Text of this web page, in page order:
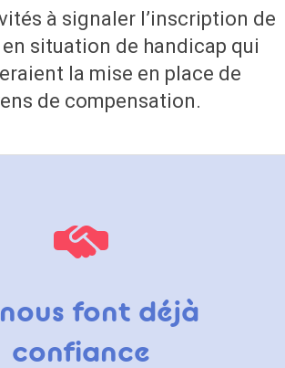
à signaler l’inscription de
situation de handicap qui
la mise en place de
de compensation.
font déjà
confiance